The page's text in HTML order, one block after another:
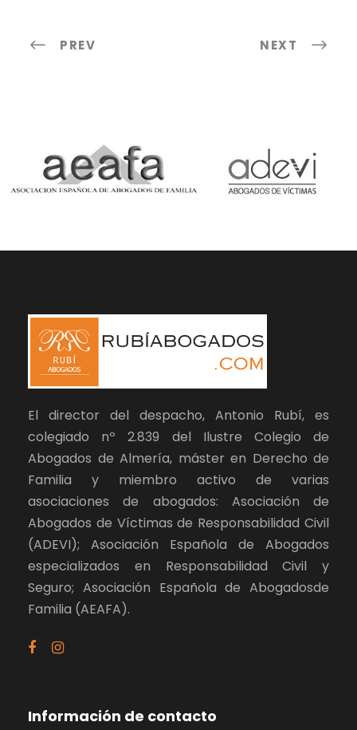
PREV NEXT
El director del despacho, Antonio Rubí, es
colegiado nº 2.839 del Ilustre Colegio de
Abogados de Almería, máster en Derecho de
Familia y miembro activo de varias
asociaciones de abogados: Asociación de
Abogados de Víctimas de Responsabilidad Civil
(ADEVI); Asociación Española de Abogados
especializados en Responsabilidad Civil y
Seguro; Asociación Española de Abogadosde
Familia (AEAFA).
Información de contacto